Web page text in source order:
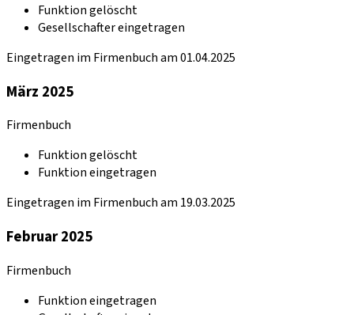
Funktion gelöscht
Gesellschafter eingetragen
Eingetragen im Firmenbuch am 01.04.2025
März 2025
Firmenbuch
Funktion gelöscht
Funktion eingetragen
Eingetragen im Firmenbuch am 19.03.2025
Februar 2025
Firmenbuch
Funktion eingetragen